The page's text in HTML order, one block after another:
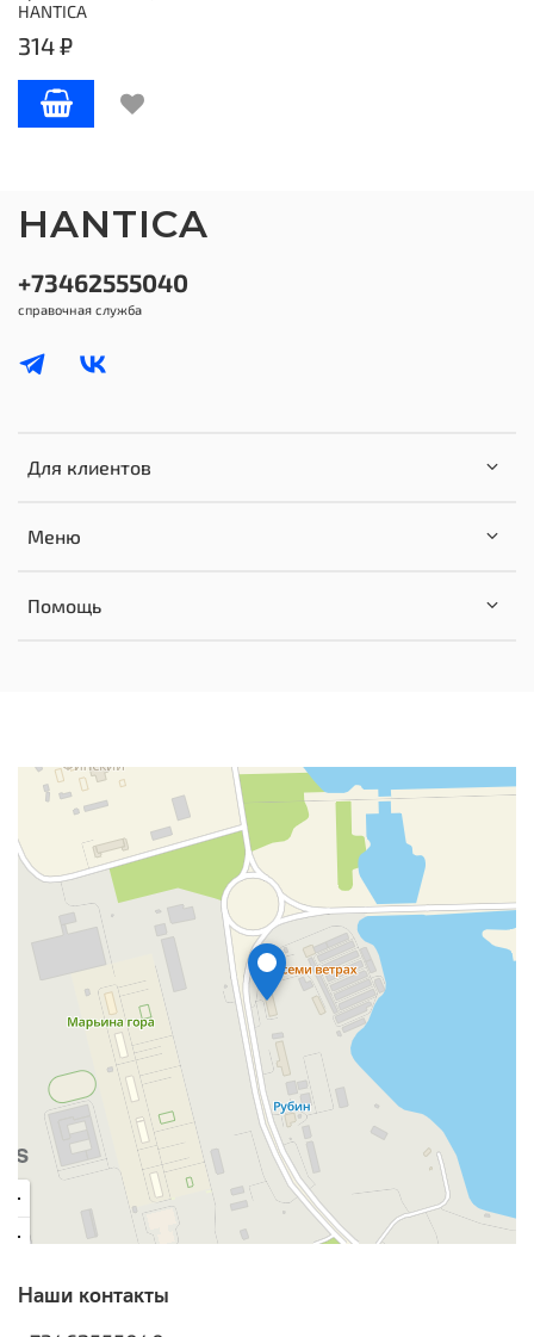
HANTICA
314 ₽
Для клиентов
Меню
Помощь
+73462555040
справочная служба
HANTICA
Наши контакты